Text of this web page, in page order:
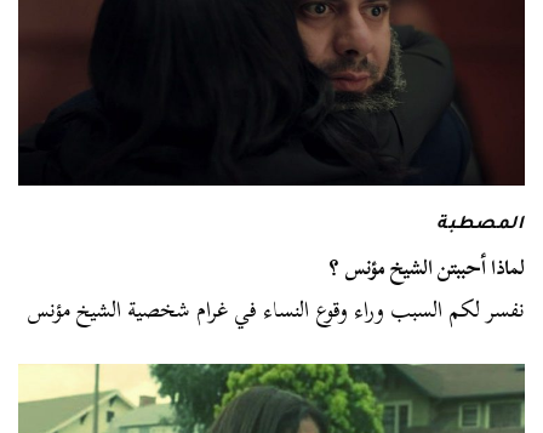
المصطبة
لماذا أحببتن الشيخ مؤنس ؟
نفسر لكم السبب وراء وقوع النساء في غرام شخصية الشيخ مؤنس